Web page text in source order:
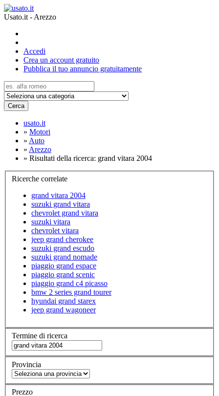
Usato.it - Arezzo
Accedi
Crea un account gratuito
Pubblica il tuo annuncio gratuitamente
Cerca
usato.it
» Motori
» Auto
» Arezzo
» Risultati della ricerca: grand vitara 2004
Ricerche correlate
grand vitara 2004
suzuki grand vitara
chevrolet grand vitara
suzuki vitara
chevrolet vitara
jeep grand cherokee
suzuki grand escudo
suzuki grand nomade
piaggio grand espace
piaggio grand scenic
piaggio grand c4 picasso
bmw 2 series grand tourer
hyundai grand starex
jeep grand wagoneer
Termine di ricerca
Provincia
Prezzo